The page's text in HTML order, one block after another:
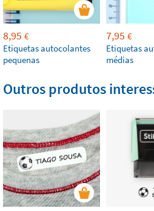
8,95 €
Etiquetas autocolantes
pequenas
7,95 €
Etiquetas
médias
Outros produtos